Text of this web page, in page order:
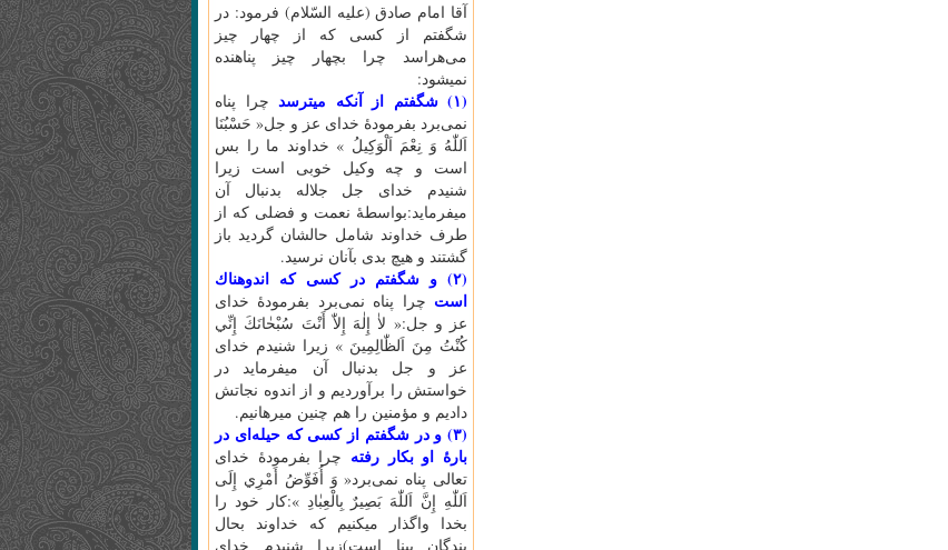
آقا امام صادق (عليه السّلام) فرمود: در
شگفتم از كسى كه از چهار چيز
مى‌هراسد چرا بچهار چيز پناهنده
نميشود:
(۱) شگفتم از آنكه ميترسد
چرا پناه
نمى‌برد بفرمودۀ خداى عز و جل« حَسْبُنَا
اَللّٰهُ‌ وَ نِعْمَ‌ اَلْوَكِيلُ‌ » خداوند ما را بس
است و چه وكيل خوبى است زيرا
شنيدم خداى جل جلاله بدنبال آن
ميفرمايد:بواسطۀ نعمت و فضلى كه از
طرف خداوند شامل حالشان گرديد باز
گشتند و هيچ بدى بآنان نرسيد.
(۲) و شگفتم در كسى كه اندوهناك
است چرا پناه نمى‌برد بفرمودۀ خداى
عز و جل:« لاٰ إِلٰهَ‌ إِلاّٰ أَنْتَ‌ سُبْحٰانَكَ‌ إِنِّي
كُنْتُ‌ مِنَ‌ اَلظّٰالِمِينَ‌ » زيرا شنيدم خداى
عز و جل بدنبال آن ميفرمايد در
خواستش را برآورديم و از اندوه نجاتش
داديم و مؤمنين را هم چنين ميرهانيم.
(۳) و در شگفتم از كسى كه حيله‌اى در
بارۀ او بكار رفته چرا بفرمودۀ خداى
تعالى پناه نمى‌برد« وَ أُفَوِّضُ‌ أَمْرِي إِلَى
اَللّٰهِ‌ إِنَّ‌ اَللّٰهَ‌ بَصِيرٌ بِالْعِبٰادِ »:كار خود را
بخدا واگذار ميكنيم كه خداوند بحال
بندگان بينا است)زيرا شنيدم خداى